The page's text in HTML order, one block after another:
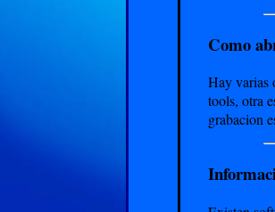
Como
Hay varias
tools, otra
grabacion